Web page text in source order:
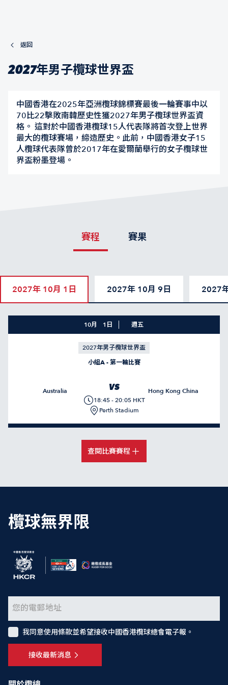
返回
2027年男子欖球世界盃
中國香港在2025年亞洲欖球錦標賽最後一輪賽事中以
70比22擊敗南韓歷史性獲2027年男子欖球世界盃資
格。 這對於中國香港欖球15人代表隊將首次登上世界
最大的欖球賽場，締造歷史。此前，中國香港女子15
人欖球代表隊曾於2017年在愛爾蘭舉行的女子欖球世
界盃粉墨登場。
賽程 賽果
2027年 10月 1日 2027年 10月 9日 2027
10月 1日 週五
2027年男子欖球世界盃
小組A - 第一輪比賽
Australia VS
Hong Kong China
18:45 - 20:05 HKT
Perth Stadium
查閱比賽賽程
欖球無界限
接收最新消息
我同意使用條款並希望接收中國香港欖球總會電子報。